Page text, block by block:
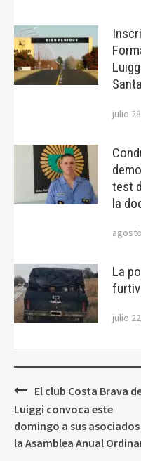
julio
test
la
La
julio
Navegación
de
entradas
El club Costa Brava
Luiggi convoca este
domingo a sus asociados
la Asamblea Anual